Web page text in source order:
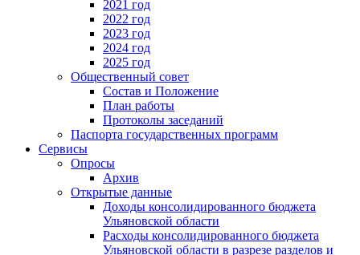
2021 год
2022 год
2023 год
2024 год
2025 год
Общественный совет
Состав и Положение
План работы
Протоколы заседаний
Паспорта государственных программ
Сервисы
Опросы
Архив
Открытые данные
Доходы консолидированного бюджета
Ульяновской области
Расходы консолидированного бюджета
Ульяновской области в разрезе разделов и